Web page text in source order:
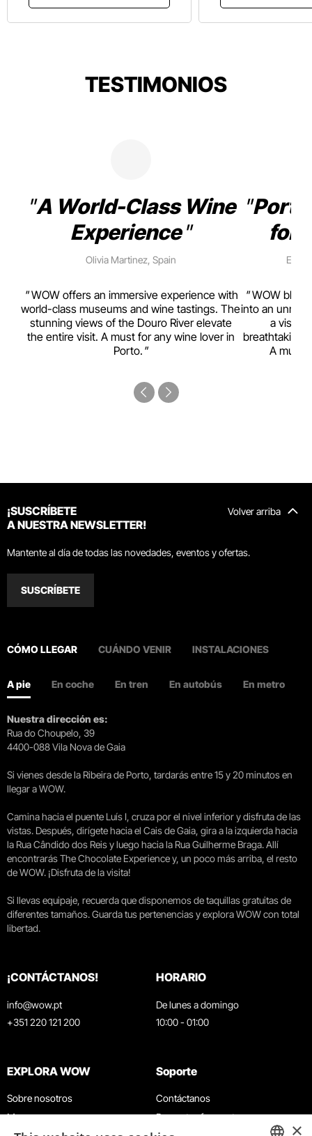
TESTIMONIOS
A World-Class Wine
Experience
Olivia Martinez, Spain
WOW offers an immersive experience with
world-class museums and wine tastings. The
stunning views of the Douro River elevate
the entire visit. A must for any wine lover in
Porto.
for
WOW
into an
a visual
breathtaking
A must-
Volver arriba
¡SUSCRÍBETE
A NUESTRA NEWSLETTER!
Mantente al día de todas las novedades, eventos y ofertas.
SUSCRÍBETE
CÓMO LLEGAR CUÁNDO VENIR INSTALACIONES
A pie En coche En tren En autobús En metro
Nuestra dirección es:
Rua do Choupelo, 39
4400-088 Vila Nova de Gaia
Si vienes desde la Ribeira de Porto, tardarás entre 15 y 20 minutos en
llegar a WOW.
Camina hacia el puente Luís I, cruza por el nivel inferior y disfruta de las
vistas. Después, dirígete hacia el Cais de Gaia, gira a la izquierda hacia
la Rua Cândido dos Reis y luego hacia la Rua Guilherme Braga. Allí
encontrarás The Chocolate Experience y, un poco más arriba, el resto
de WOW. ¡Disfruta de la visita!
Si llevas equipaje, recuerda que disponemos de taquillas gratuitas de
diferentes tamaños. Guarda tus pertenencias y explora WOW con total
libertad.
¡CONTÁCTANOS!
info@wow.pt
+351 220 121 200
HORARIO
De lunes a domingo
10:00 - 01:00
EXPLORA WOW
Sobre nosotros
Museos
Soporte
Contáctanos
Preguntas frecuentes
×